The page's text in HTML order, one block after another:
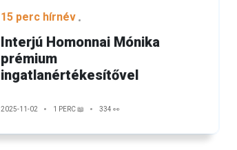
15 perc hírnév
Interjú Homonnai Mónika
prémium
ingatlanértékesítővel
2025-11-02 1 PERC 📖 334 👀